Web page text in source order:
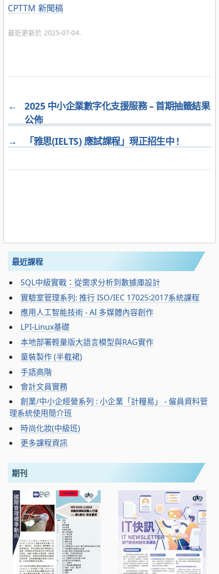
分
CPTTM 新聞稿
最近更新於 2025-07-04.
←
2025 中小企業數字化支援服務 – 首期抽籤結果
公佈
→
「雅思(IELTS) 應試課程」現正招生中 !
最近課程
SQL中級實戰：從需求分析到數據庫設計
實驗室管理系列: 推行 ISO/IEC 17025:2017系統課程
應用人工智能技術 - AI 多媒體內容創作
LPI-Linux基礎
本地部署輕量版大語言模型與RAG實作
童裝製作 (半截裙)
手語高階
會計文員實務
創業/中小企經營系列 : 小企業「計糧易」 - 僱員資料管
理系統使用簡介班
時尚化妝(中級班)
更多課程資訊
期刊